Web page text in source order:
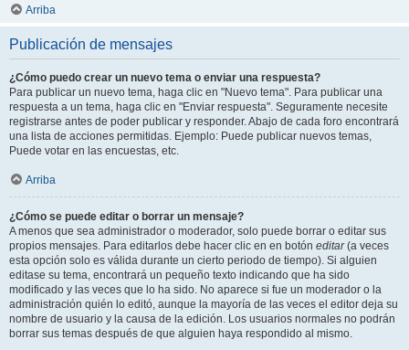
Arriba
Publicación de mensajes
¿Cómo puedo crear un nuevo tema o enviar una respuesta?
Para publicar un nuevo tema, haga clic en "Nuevo tema". Para publicar una
respuesta a un tema, haga clic en "Enviar respuesta". Seguramente necesite
registrarse antes de poder publicar y responder. Abajo de cada foro encontrará
una lista de acciones permitidas. Ejemplo: Puede publicar nuevos temas,
Puede votar en las encuestas, etc.
Arriba
¿Cómo se puede editar o borrar un mensaje?
A menos que sea administrador o moderador, solo puede borrar o editar sus
propios mensajes. Para editarlos debe hacer clic en en botón editar(a veces
esta opción solo es válida durante un cierto periodo de tiempo). Si alguien
editase su tema, encontrará un pequeño texto indicando que ha sido
modificado y las veces que lo ha sido. No aparece si fue un moderador o la
administración quién lo editó, aunque la mayoría de las veces el editor deja su
nombre de usuario y la causa de la edición. Los usuarios normales no podrán
borrar sus temas después de que alguien haya respondido al mismo.